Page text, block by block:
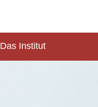
Das Institut